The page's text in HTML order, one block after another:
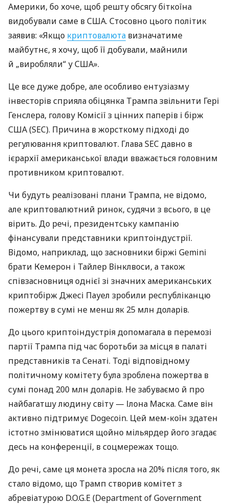
Америки, бо хоче, щоб решту обсягу біткоїна
видобували саме в США. Стосовно цього політик
заявив: «Якщо криптовалюта визначатиме
майбутнє, я хочу, щоб її добували, майнили
й „виробляли“ у США».
Це все дуже добре, але особливо ентузіазму
інвесторів сприяла обіцянка Трампа звільнити Гері
Генслера, голову Комісії з цінних паперів і бірж
США (SEC). Причина в жорсткому підході до
регулювання криптовалют. Глава SEC давно в
ієрархії американської влади вважається головним
противником криптовалют.
Чи будуть реалізовані плани Трампа, не відомо,
але криптовалютний ринок, судячи з всього, в це
вірить. До речі, президентську кампанію
фінансували представники криптоіндустрії.
Відомо, наприклад, що засновники біржі Gemini
брати Кемерон і Тайлер Вінклвоси, а також
співзасновниця однієї зі значних американських
криптобірж Джесі Пауел зробили республіканцю
пожертву в сумі не менш як 25 млн доларів.
До цього криптоіндустрія допомагала в перемозі
партії Трампа під час боротьби за місця в палаті
представників та Сенаті. Тоді відповідному
політичному комітету була зроблена пожертва в
сумі понад 200 млн доларів. Не забуваємо й про
найбагатшу людину світу — Ілона Маска. Саме він
активно підтримує Dogecoin. Цей мем-коїн здатен
істотно змінюватися щойно мільярдер його згадає
десь на конференції, в соцмережах тощо.
До речі, саме ця монета зросла на 20% після того, як
стало відомо, що Трамп створив комітет з
абревіатурою D.O.G.E (Department of Government